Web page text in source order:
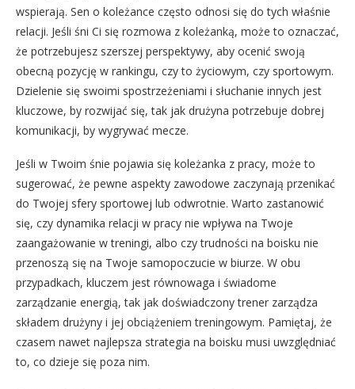
wspierają. Sen o koleżance często odnosi się do tych właśnie
relacji. Jeśli śni Ci się rozmowa z koleżanką, może to oznaczać,
że potrzebujesz szerszej perspektywy, aby ocenić swoją
obecną pozycję w rankingu, czy to życiowym, czy sportowym.
Dzielenie się swoimi spostrzeżeniami i słuchanie innych jest
kluczowe, by rozwijać się, tak jak drużyna potrzebuje dobrej
komunikacji, by wygrywać mecze.
Jeśli w Twoim śnie pojawia się koleżanka z pracy, może to
sugerować, że pewne aspekty zawodowe zaczynają przenikać
do Twojej sfery sportowej lub odwrotnie. Warto zastanowić
się, czy dynamika relacji w pracy nie wpływa na Twoje
zaangażowanie w treningi, albo czy trudności na boisku nie
przenoszą się na Twoje samopoczucie w biurze. W obu
przypadkach, kluczem jest równowaga i świadome
zarządzanie energią, tak jak doświadczony trener zarządza
składem drużyny i jej obciążeniem treningowym. Pamiętaj, że
czasem nawet najlepsza strategia na boisku musi uwzględniać
to, co dzieje się poza nim.